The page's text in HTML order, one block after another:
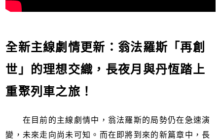
全新主線劇情更新：翁法羅斯「再創
世」的理想交織，長夜月與丹恆踏上
重聚列車之旅！
在目前的主線劇情中，翁法羅斯的局勢仍在急速演
變，未來走向尚未可知。而在即將到來的新篇章中，長